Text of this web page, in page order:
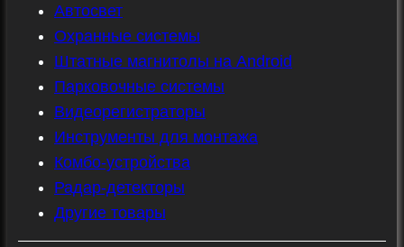
Автосвет
Охранные системы
Штатные магнитолы на Android
Парковочные системы
Видеорегистраторы
Инструменты для монтажа
Комбо-устройства
Радар-детекторы
Другие товары